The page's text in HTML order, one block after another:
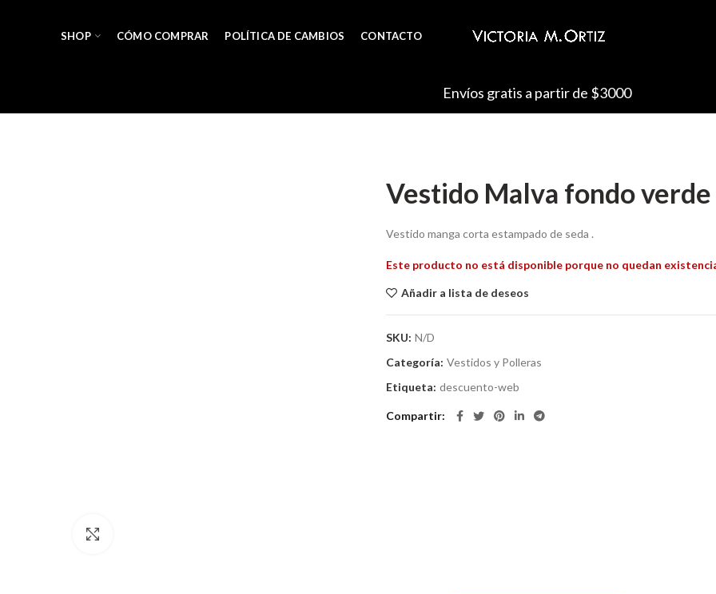
SHOP CÓMO COMPRAR POLÍTICA DE CAMBIOS CONTACTO
Envíos gratis a partir de $3000
Vestido Malva fondo
Vestido manga corta estampado de seda .
Este producto no está disponible porque no quedan
Añadir a lista de deseos
SKU: N/D
Categoría: Vestidos y Polleras
Etiqueta: descuento-web
Compartir